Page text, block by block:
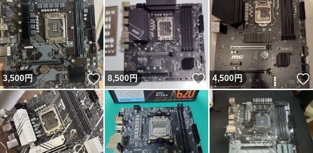
3,500円 いいね！
8,500円 いいね！
4,500円